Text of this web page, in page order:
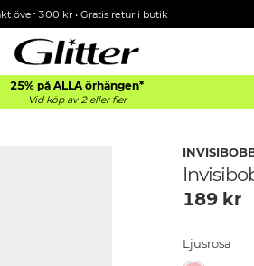
över 300 kr• Gratis retur i butik
25% på ALLA örhängen*
Vid köp av 2 eller fler
189kr
Ljusrosa